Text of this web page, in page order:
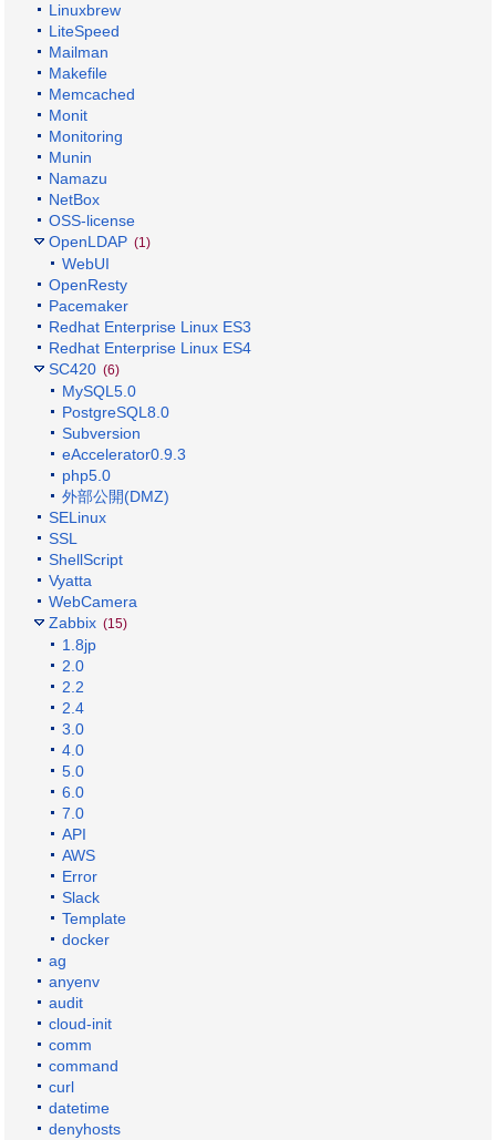
Linuxbrew
LiteSpeed
Mailman
Makefile
Memcached
Monit
Monitoring
Munin
Namazu
NetBox
OSS-license
OpenLDAP (1)
WebUI
OpenResty
Pacemaker
Redhat Enterprise Linux ES3
Redhat Enterprise Linux ES4
SC420 (6)
MySQL5.0
PostgreSQL8.0
Subversion
eAccelerator0.9.3
php5.0
外部公開(DMZ)
SELinux
SSL
ShellScript
Vyatta
WebCamera
Zabbix (15)
1.8jp
2.0
2.2
2.4
3.0
4.0
5.0
6.0
7.0
API
AWS
Error
Slack
Template
docker
ag
anyenv
audit
cloud-init
comm
command
curl
datetime
denyhosts